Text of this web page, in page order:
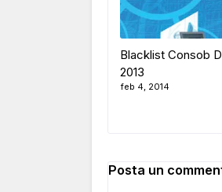
Blacklist Consob
2013
feb 4, 2014
Posta un